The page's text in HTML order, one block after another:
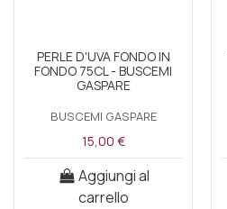
PERLE D'UVA FONDO IN
FONDO 75CL - BUSCEMI
GASPARE
BUSCEMI GASPARE
15,00 €
Aggiungi al
carrello